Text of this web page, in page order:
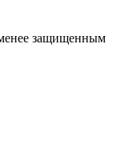
защищенным